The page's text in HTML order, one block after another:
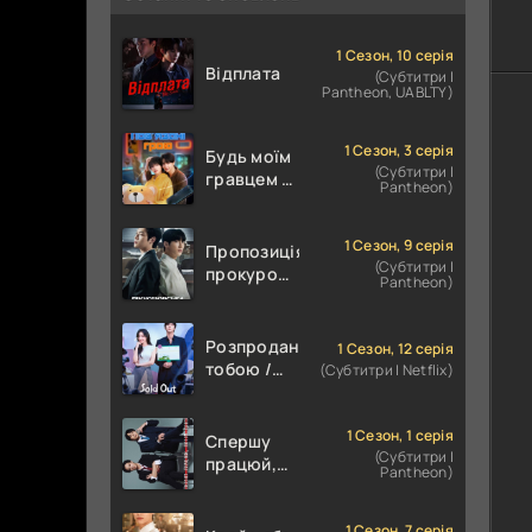
Відплата
1 Сезон, 10 серія
(Субтитри |
Pantheon, UABLTY)
Будь моїм
гравцем /
1 Сезон, 3 серія
(Субтитри |
Pantheon)
Пропозиція
прокурора
пропозиція
1 Сезон, 9 серія
(Субтитри |
Pantheon)
Розпродана
тобою /
1 Сезон, 12 серія
(Субтитри | Netflix)
Спершу
працюй,
1 Сезон, 1 серія
(Субтитри |
Pantheon)